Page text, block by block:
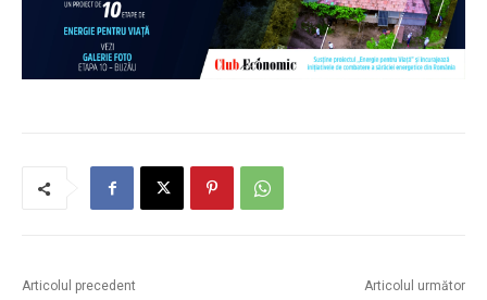
Articolul precedent Articolul următor